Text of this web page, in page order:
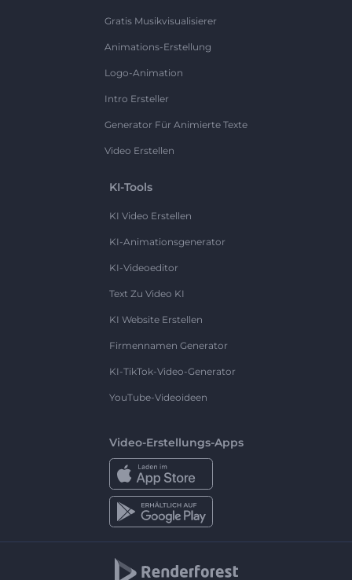
Gratis Musikvisualisierer
Animations-Erstellung
Logo-Animation
Intro Ersteller
Generator Für Animierte Texte
Video Erstellen
KI-Tools
KI Video Erstellen
KI-Animationsgenerator
KI-Videoeditor
Text Zu Video KI
KI Website Erstellen
Firmennamen Generator
KI-TikTok-Video-Generator
YouTube-Videoideen
Video-Erstellungs-Apps